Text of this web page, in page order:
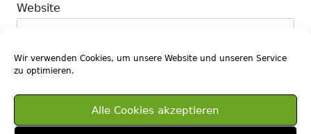
Wir verwenden Cookies, um unsere Website und unseren Service
zu optimieren.
Alle Cookies akzeptieren
Website
Diese Website verwendet Akismet, um Spam zu
Erfahre, wie deine Kommentardaten